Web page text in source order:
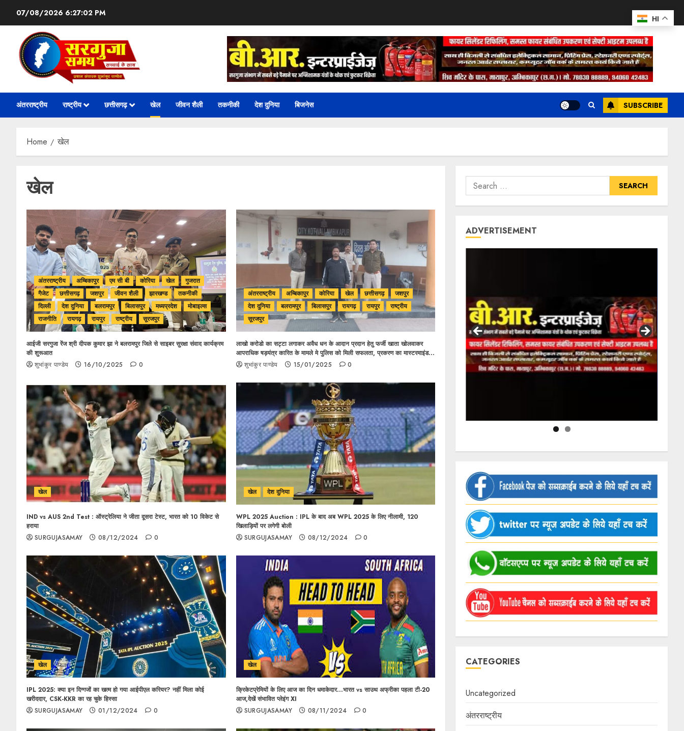
07/08/2026 6:27:03 PM
अंतरराष्ट्रीय राष्ट्रीय छत्तीसगढ़ खेल जीवन शैली तकनीकी देश दुनिया बिजनेस SUBSCRIBE
Home खेल
खेल
अंतरराष्ट्रीय अम्बिकापुर एम सी बी कोरिया खेल
गुजरात
गैजेट
छत्तीसगढ़ जशपुर जीवन शैली झारखण्ड
तकनीकी
दिल्ली
देश दुनिया बलरामपुर बिलासपुर मध्यप्रदेश
मोबाइल्स
राजनीति
रायगढ़ रायपुर राष्ट्रीय सूरजपुर
आईजी सरगुजा रेंज श्री दीपक कुमार झा ने बलरामपुर जिले से साइबर सुरक्षा संवाद कार्यक्रम
की शुरूआत
शुभांकुर पाण्डेय
16/10/2025 0
अंतरराष्ट्रीय अम्बिकापुर कोरिया खेल छत्तीसगढ़
जशपुर
देश दुनिया
बलरामपुर बिलासपुर रायगढ़ रायपुर
राष्ट्रीय
सूरजपुर
लाखो करोडो का सट्टा लगाकर अवैध धन के आदान प्रदान हेतु फर्जी खाता खोलवाकर
आपराधिक षड़यंत्र कारित के मामले मे पुलिस को मिली सफलता, प्रकरण का मास्टरमाइंड
आरोपी सुधीर गुप्ता किया गया गिरफ्तार..
शुभांकुर पाण्डेय 15/01/2025 0
खेल
IND vs AUS 2nd Test : ऑस्ट्रेलिया ने जीता दूसरा टेस्ट, भारत को 10 विकेट से
हराया
SURGUJASAMAY
08/12/2024 0
खेल देश दुनिया
WPL 2025 Auction : IPL के बाद अब WPL 2025 के लिए नीलामी, 120
खिलाड़ियों पर लगेगी बोली
SURGUJASAMAY
08/12/2024 0
खेल
IPL 2025: क्या इन दिग्गजों का खत्म हो गया आईपीएल करियर? नहीं मिला कोई
खरीददार, CSK-KKR का रह चुके हिस्सा
SURGUJASAMAY
01/12/2024 0
खेल
क्रिकेटप्रेमियों के लिए आज का दिन धमाकेदार…भारत vs साउथ अफ्रीका पहला टी-20
आज,देखें संभावित प्लेइंग XI
SURGUJASAMAY
08/11/2024 0
ADVERTISEMENT
CATEGORIES
Uncategorized
अंतरराष्ट्रीय
HI